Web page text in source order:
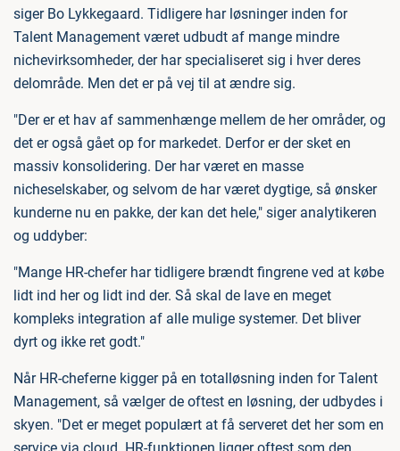
siger Bo Lykkegaard. Tidligere har løsninger inden for
Talent Management været udbudt af mange mindre
nichevirksomheder, der har specialiseret sig i hver deres
delområde. Men det er på vej til at ændre sig.
"Der er et hav af sammenhænge mellem de her områder, og
det er også gået op for markedet. Derfor er der sket en
massiv konsolidering. Der har været en masse
nicheselskaber, og selvom de har været dygtige, så ønsker
kunderne nu en pakke, der kan det hele," siger analytikeren
og uddyber:
"Mange HR-chefer har tidligere brændt fingrene ved at købe
lidt ind her og lidt ind der. Så skal de lave en meget
kompleks integration af alle mulige systemer. Det bliver
dyrt og ikke ret godt."
Når HR-cheferne kigger på en totalløsning inden for Talent
Management, så vælger de oftest en løsning, der udbydes i
skyen. "Det er meget populært at få serveret det her som en